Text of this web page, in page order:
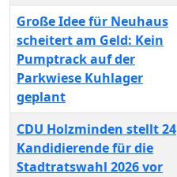
Große Idee für Neuhaus
scheitert am Geld: Kein
Pumptrack auf der
Parkwiese Kuhlager
geplant
CDU Holzminden stellt 24
Kandidierende für die
Stadtratswahl 2026 vor